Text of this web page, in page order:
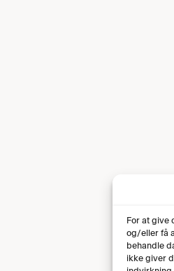
For at give
og/eller få
behandle
ikke giver